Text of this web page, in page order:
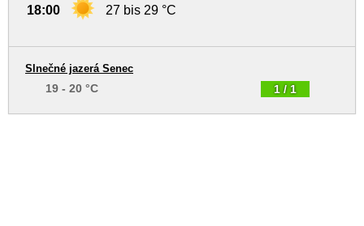
18:00 27 bis 29 °C
1 / 1
Slnečné jazerá Senec
19 - 20 °C